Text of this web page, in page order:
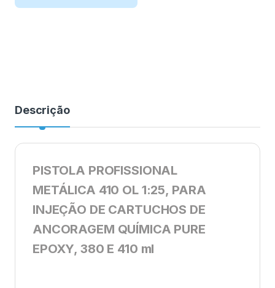
Descrição
PISTOLA PROFISSIONAL
METÁLICA 410 OL 1:25, PARA
INJEÇÃO DE CARTUCHOS DE
ANCORAGEM QUÍMICA PURE
EPOXY, 380 E 410 ml